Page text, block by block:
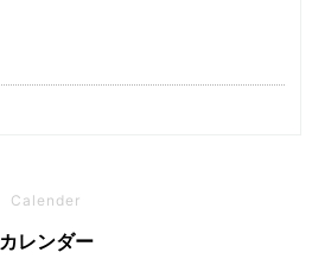
Calender
カレンダー